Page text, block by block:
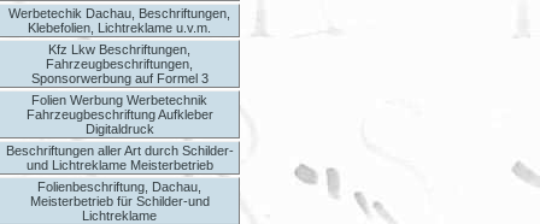
Werbetechik Dachau, Beschriftungen,
Klebefolien, Lichtreklame u.v.m.
Kfz Lkw Beschriftungen,
Fahrzeugbeschriftungen,
Sponsorwerbung auf Formel 3
Folien Werbung Werbetechnik
Fahrzeugbeschriftung Aufkleber
Digitaldruck
Beschriftungen aller Art durch Schilder-
und Lichtreklame Meisterbetrieb
Folienbeschriftung, Dachau,
Meisterbetrieb für Schilder-und
Lichtreklame